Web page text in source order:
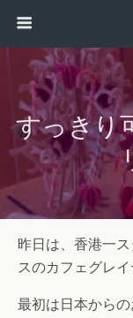
すっきり
昨日は、香港一
スのカフェグレ
最初は日本から